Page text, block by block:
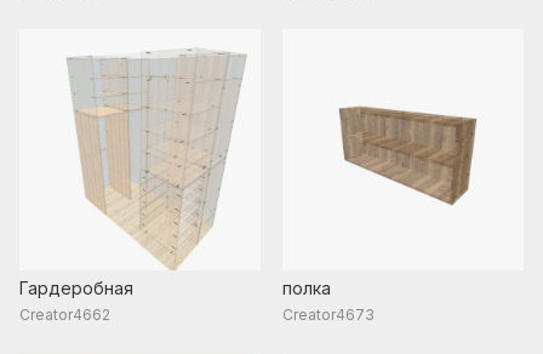
Гардеробная
Creator4662
полка
Creator4673